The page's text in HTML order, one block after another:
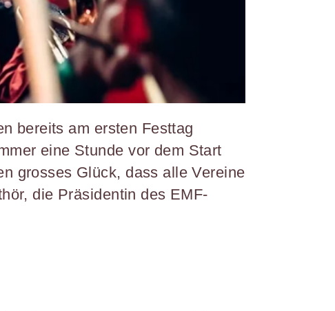
bereits am ersten Festtag
eine Stunde vor dem Start
grosses Glück, dass alle Vereine
die Präsidentin des EMF-